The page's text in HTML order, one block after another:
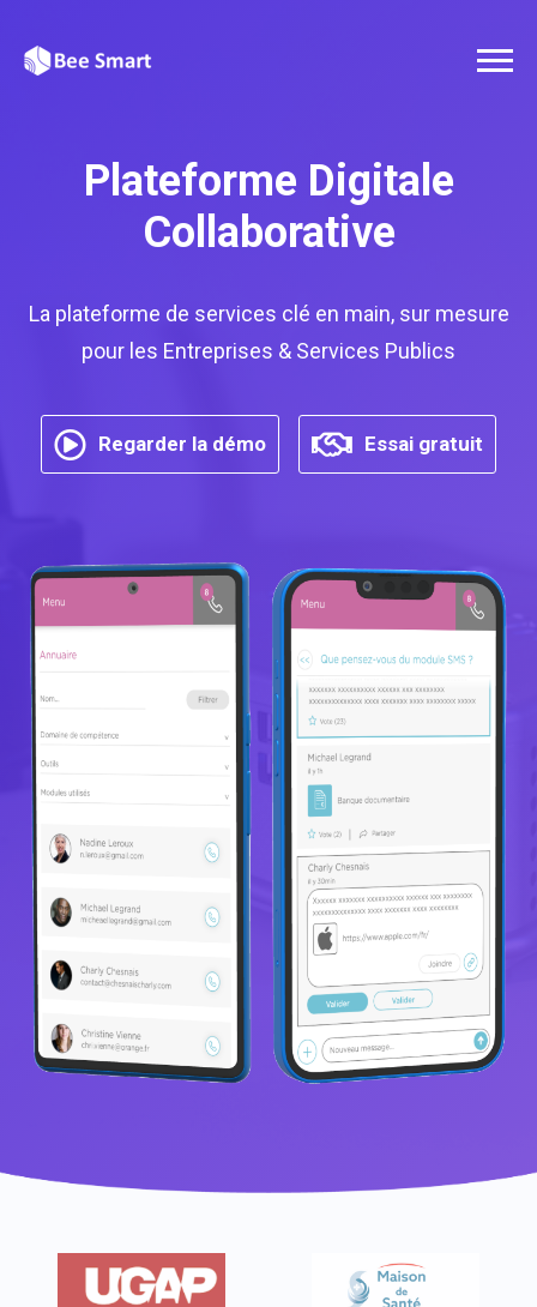
Plateforme Digitale
Collaborative
La plateforme de services clé en main, sur mesure
pour les Entreprises & Services Publics
Regarder la démo Essai gratuit